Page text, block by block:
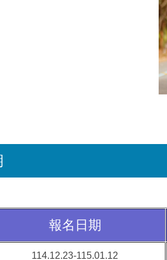
報名日期
114.12.23-115.01.12